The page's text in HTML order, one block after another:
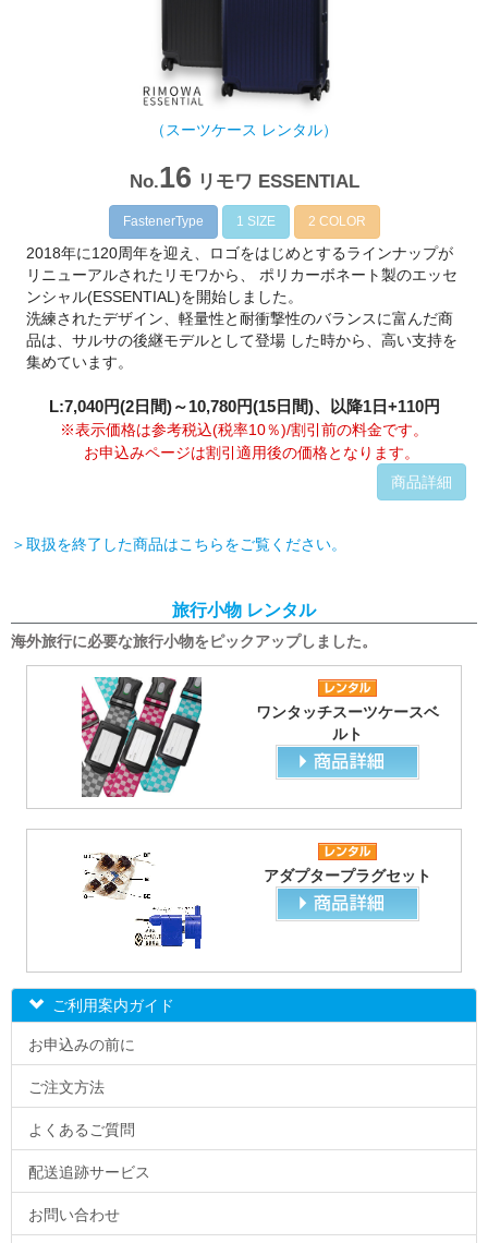
（スーツケース レンタル）
No.16 リモワ ESSENTIAL
FastenerType 1 SIZE 2 COLOR
2018年に120周年を迎え、ロゴをはじめとするラインナップが
リニューアルされたリモワから、 ポリカーボネート製のエッセ
ンシャル(ESSENTIAL)を開始しました。
洗練されたデザイン、軽量性と耐衝撃性のバランスに富んだ商
品は、サルサの後継モデルとして登場 した時から、高い支持を
集めています。
L:7,040円(2日間)～10,780円(15日間)、以降1日+110円
※表示価格は参考税込(税率10％)/割引前の料金です。
お申込みページは割引適用後の価格となります。
商品詳細
＞取扱を終了した商品はこちらをご覧ください。
旅行小物 レンタル
海外旅行に必要な旅行小物をピックアップしました。
ワンタッチスーツケースベ
ルト
アダプタープラグセット
ご利用案内ガイド
お申込みの前に
ご注文方法
よくあるご質問
配送追跡サービス
お問い合わせ